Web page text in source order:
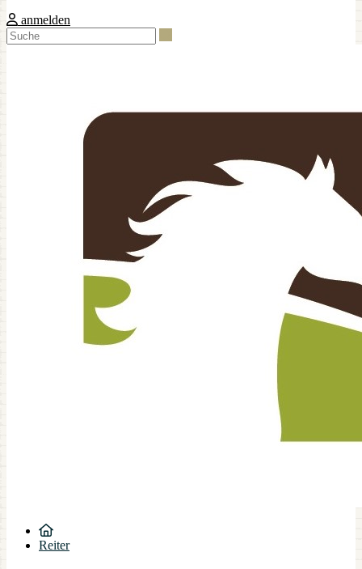
anmelden
Reiter